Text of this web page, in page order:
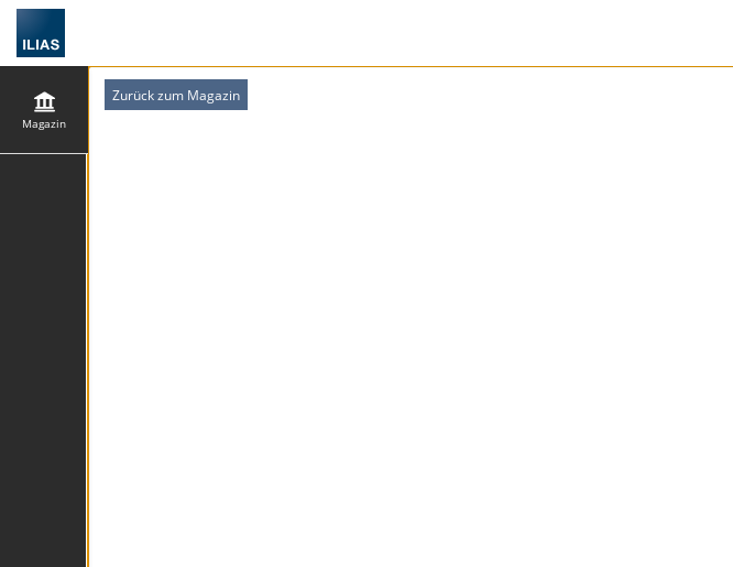
Magazin
Zurück zum Magazin